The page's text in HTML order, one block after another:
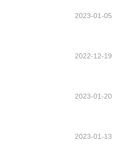
2023-01-05
2022-12-19
2023-01-20
2023-01-13